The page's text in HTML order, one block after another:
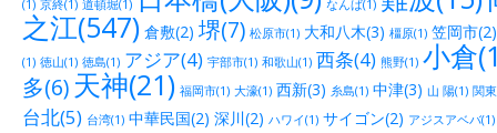
(1) 京終(1) 道頓堀(1) なんば(1)
之江(547) 倉敷(2) 堺(7) 松原市(1) 大和八木(3) 橿原(1) 笠岡市(2)
(1) 徳山(1) 徳島(1) アジア(4) 宇部市(1) 和歌山(1) 西条(4) 熊野(1) 小倉
多(6) 天神(21) 福岡市(1) 大濠(1) 西新(3) 糸島(1) 中津(3) 山 陽(1) 関
台北(5) 台湾(1) 中華民国(2) 深川(2) ハワイ(1) サイゴン(2) アジスアベバ(1)